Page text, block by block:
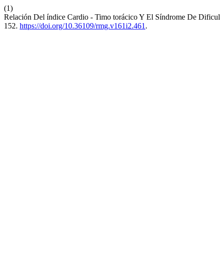
(1)
Relación Del índice Cardio - Timo torácico Y El Síndrome De
152. https://doi.org/10.36109/rmg.v161i2.461 .